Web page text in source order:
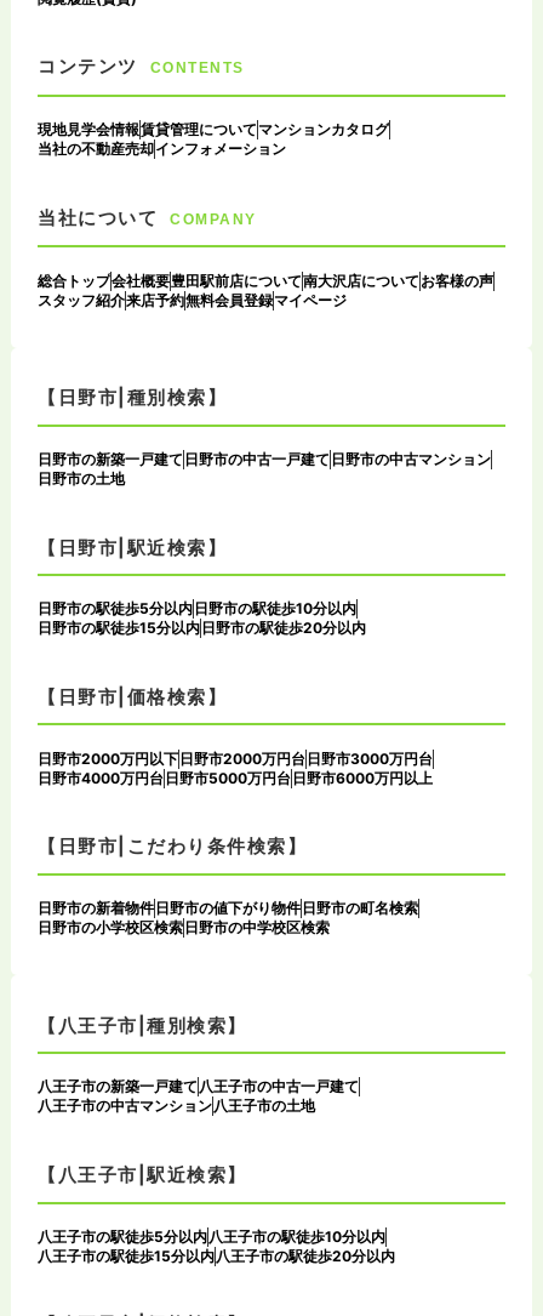
コンテンツ CONTENTS
現地見学会情報賃貸管理について マンションカタログ
当社の不動産売却インフォメーション
当社について COMPANY
総合トップ会社概要豊田駅前店について南大沢店について お客様の声
スタッフ紹介来店予約無料会員登録マイページ
【日野市|種別検索】
日野市の新築一戸建て 日野市の中古一戸建て 日野市の中古マンション
日野市の土地
【日野市|駅近検索】
日野市の駅徒歩5分以内 日野市の駅徒歩10分以内
日野市の駅徒歩15分以内 日野市の駅徒歩20分以内
【日野市|価格検索】
日野市2000万円以下日野市2000万円台日野市3000万円台
日野市4000万円台日野市5000万円台日野市6000万円以上
【日野市|こだわり条件検索】
日野市の新着物件 日野市の値下がり物件 日野市の町名検索
日野市の小学校区検索 日野市の中学校区検索
【八王子市|種別検索】
八王子市の新築一戸建て 八王子市の中古一戸建て
八王子市の中古マンション八王子市の土地
【八王子市|駅近検索】
八王子市の駅徒歩5分以内 八王子市の駅徒歩10分以内
八王子市の駅徒歩15分以内 八王子市の駅徒歩20分以内